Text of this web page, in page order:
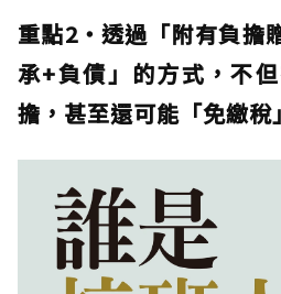
重點2‧透過「附有負擔
承+負債」的方式，不
擔，甚至還可能「免繳稅